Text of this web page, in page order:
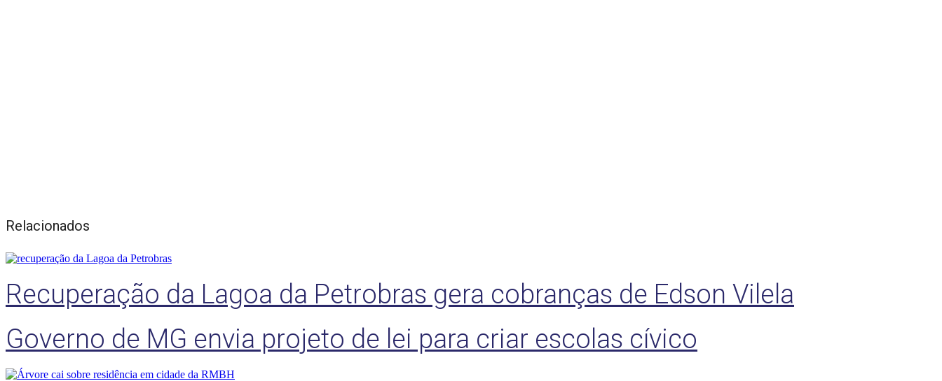
Relacionados
Recuperação da Lagoa da Petrobras gera cobranças de Edson Vilela
Governo de MG envia projeto de lei para criar escolas cívico